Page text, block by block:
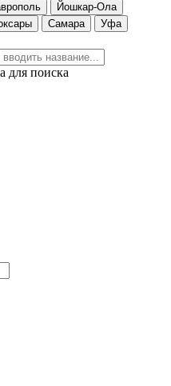
Йошкар-Ола
Самара
Уфа
для поиска